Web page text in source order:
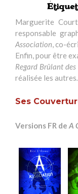
Marguerite
responsable
Association, co-
Enfin, pour être
Regard Brûlant
réalisée les autres
Ses
Versions FR de A